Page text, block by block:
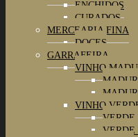
ENCHIDOS
CURADOS
MERCEARIA FINA
DOCES
GARRAFEIRA
VINHO
VINHO
VERDE